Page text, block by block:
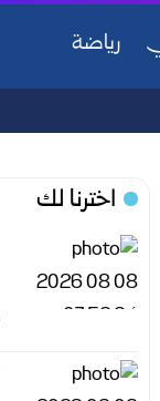
رياضة
اخترنا لك